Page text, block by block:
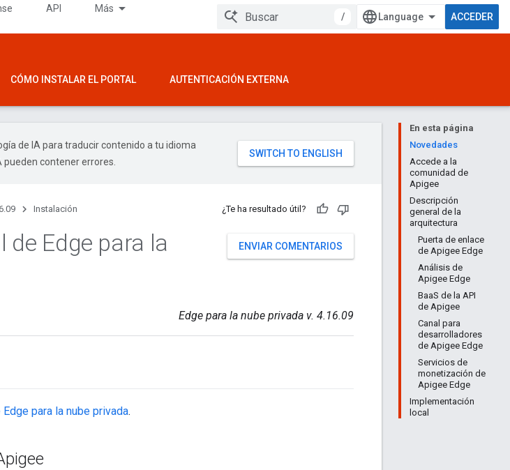
API Más
/ ACCEDER
CÓMO INSTALAR EL PORTAL AUTENTICACIÓN EXTERNA
En esta página
Novedades
Accede a la
comunidad de
Apigee
Descripción
general de la
arquitectura
Puerta de enlace
de Apigee Edge
Análisis de
Apigee Edge
BaaS de la API
de Apigee
Canal para
desarrolladores
de Apigee Edge
Servicios de
monetización de
Apigee Edge
Implementación
local
de IA para traducir contenido a tu idioma
contener errores.
Instalación ¿Te ha resultado útil?
ENVIAR COMENTARIOS
de Edge para la
Edge para la nube privada v. 4.16.09
para la nube privada.